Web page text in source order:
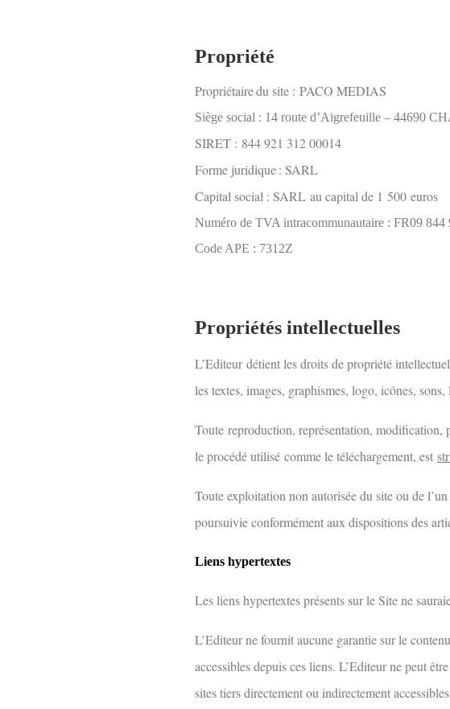
Propriété
Propriétaire du site : PACO MEDIAS
Siège social : 14 route d’Aigrefeuille – 44690
SIRET : 844 921 312 00014
Forme juridique : SARL
Capital social : SARLau capital de 1 500 euros
Numéro de TVA intracommunautaire : FR09 844
Code APE : 7312Z
Propriétés intellectuelles
L’Editeurdétient les droits de propriété
les textes, images, graphismes, logo, icônes,
Toutereproduction, représentation, modification,
le procédé utilisécomme le téléchargement, est
Toute exploitation non autorisée du site ou de
poursuivie conformément aux dispositions des
Liens hypertextes
Les liens hypertextes présents sur le Site ne
L’Editeur ne fournit aucune garantie sur le
accessibles depuis ces liens. L’Editeur ne peut
sites tiers directement ou indirectement